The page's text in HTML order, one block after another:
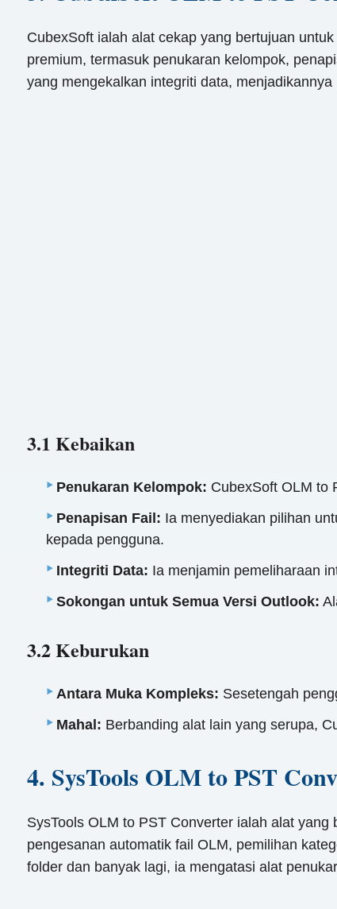
CubexSoft ialah alat cekap yang bertujuan
premium, termasuk penukaran kelompok,
yang mengekalkan integriti data,
3.1 Kebaikan
Penukaran Kelompok: CubexSoft OLM to
Penapisan Fail: Ia menyediakan pilihan
kepada pengguna.
Integriti Data: Ia menjamin pemeliharaan
Sokongan untuk Semua Versi Outlook:
3.2 Keburukan
Antara Muka Kompleks: Sesetengah
Mahal: Berbanding alat lain yang serupa,
4. SysTools OLM to PST
SysTools OLM to PST Converter ialah alat
pengesanan automatik fail OLM, pemilihan
folder dan banyak lagi, ia mengatasi alat